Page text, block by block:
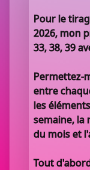
Pour le
2026, mon
33, 38, 39
Permettez-
entre
les
semaine, la
du mois et
Tout